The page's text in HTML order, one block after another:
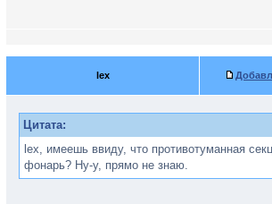
lex
Цитата:
lex, имеешь ввиду, что противотуманная
фонарь? Ну-у, прямо не знаю.